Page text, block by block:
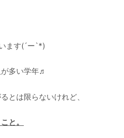
ます(´ー`*)
多い学年♬
とは限らないけれど、
と。